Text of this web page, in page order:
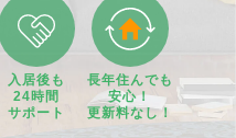
入居後も
24時間
サポート
長年住んでも
安心！
更新料なし！